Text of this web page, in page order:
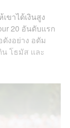
ขาได้เงินสูง
20 อันดับแรก
งอย่าง อดัม
โธมัส และ